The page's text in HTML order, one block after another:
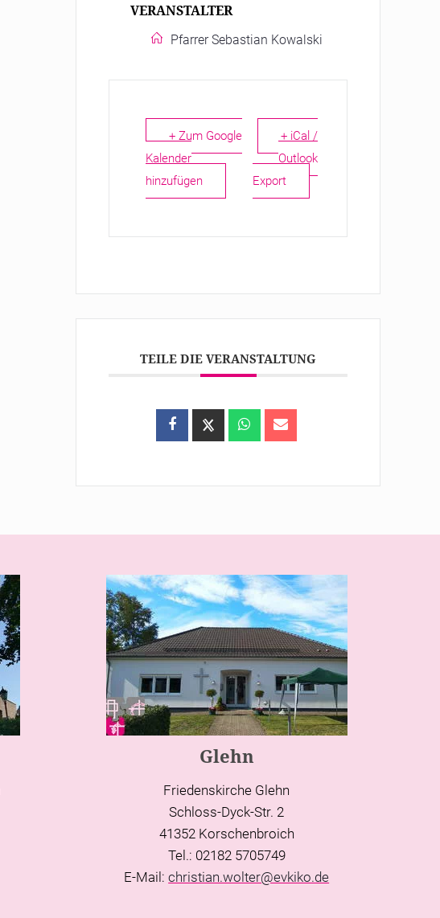
VERANSTALTER
Pfarrer Sebastian Kowalski
+ Zum Google
Kalender
hinzufügen
+ iCal /
Outlook
Export
TEILE DIE VERANSTALTUNG
Glehn
Friedenskirche Glehn
Schloss-Dyck-Str. 2
41352 Korschenbroich
Tel.: 02182 5705749
E-Mail:christian.wolter@evkiko.de